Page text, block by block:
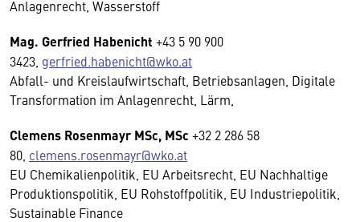
Anlagenrecht, Wasserstoff
Mag. Gerfried Habenicht +43 5 90 900
3423, gerfried.habenicht@wko.at
Abfall- und Kreislaufwirtschaft, Betriebsanlagen, Digitale
Transformation im Anlagenrecht, Lärm,
Clemens Rosenmayr MSc, MSc +32 2 286 58
80, clemens.rosenmayr@wko.at
EU Chemikalienpolitik, EU Arbeitsrecht, EU Nachhaltige
Produktionspolitik, EU Rohstoffpolitik, EU Industriepolitik,
Sustainable Finance